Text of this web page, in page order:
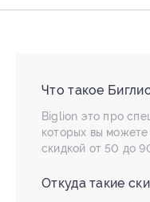
Что такое
Biglion это про
которых вы
скидкой от 50 до
Откуда такие